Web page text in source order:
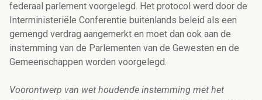
federaal parlement voorgelegd. Het protocol werd door de
Interministeriële Conferentie buitenlands beleid als een
gemengd verdrag aangemerkt en moet dan ook aan de
instemming van de Parlementen van de Gewesten en de
Gemeenschappen worden voorgelegd.
Voorontwerp van wet houdende instemming met het